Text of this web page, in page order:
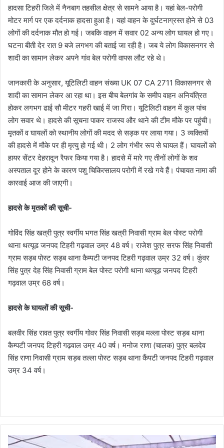
हादसा टिहरी जिले में नैनबाग तहसील क्षेत्र से सामने आया है। यहां बेल-परोगी
मोटर मार्ग पर एक दर्दनाक हादसा हुआ है। यहां वाहन के दुर्घटनाग्रस्त होने से 03
लोगों की दर्दनाक मौत हो गई। जबकि वाहन में सवार 02 अन्य लोग घायल हो गए।
घटना बीती देर रात 9 बजे लगभग की बताई जा रही है। जब ये लोग विकासनगर से
शादी का सामान लेकर अपने गांव बेल परोगी वापस लौट रहे थे।
जानकारी के अनुसार, यूटिलिटी वाहन संख्या UK 07 CA 2711 विकासनगर से
शादी का सामान लेकर आ रहा था। इस बीच बेलगांव के समीप वाहन अनियंत्रित
होकर लगभग ढाई सौ मीटर गहरी खाई में जा गिरा। यूटिलिटी वाहन में कुल पांच
लोग सवार थे। हादसे की सूचना पाकर राजस्व और थाने की टीम मौके पर पहुंची।
मृतकों व घायलों को स्थानीय लोगों की मदद से सड़क पर लाया गया। 3 व्यक्तियों
की हादसे में मौके पर ही मृत्यु हो गई थी। 2 लोग गंभीर रूप से घायल हैं। घायलों को
हायर सेंटर देहरादून रैफर किया गया है। हादसे में मारे गए तीनों लोगों के शव
अस्पताल दूर होने के कारण पशु चिकित्सालय परोगी में रखे गये हैं। पंचायत नामा की
कारवाई आज की जाएगी।
हादसे के मृतकों की सूची-
गोविंद सिंह खत्री पुत्र स्वर्गीय भगत सिंह खत्री निवासी ग्राम बेल पोस्ट परोगी
थाना थत्यूड जनपद टिहरी गढ़वाल उम्र 48 वर्ष। राजेश पुत्र सरफ सिंह निवासी
ग्राम सड़ब पोस्ट सड़ब थाना कैम्पटी जनपद टिहरी गढ़वाल उम्र 32 वर्ष। कुंवर
सिंह पुत्र देह सिंह निवासी ग्राम बेल पोस्ट परोगी थाना थत्यूड़ जनपद टिहरी
गढ़वाल उम्र 68 वर्ष।
हादसे के घायलों की सूची-
बलवीर सिंह रावत पुत्र स्वर्गीय गोवर सिंह निवासी सड़ब मल्ला पोस्ट सड़ब थाना
कैम्पटी जनपद टिहरी गढ़वाल उम्र 40 वर्ष। मनोज राणा (चालक) पुत्र बलदेव
सिंह राणा निवासी ग्राम सड़ब तल्ला पोस्ट सड़ब थाना कैंपटी जनपद टिहरी गढ़वाल
उम्र 34 वर्ष।
भा